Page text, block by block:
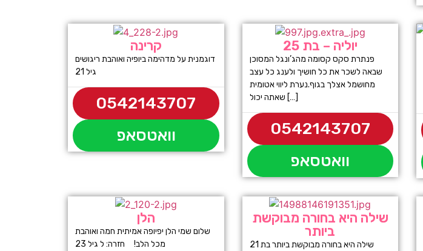
קרינה
דוגמנית על מדהימה ביופיה ואוהבת ריגושים
גיל 21
0542143707
וואטסאפ
יוליה – בת 25
פנתרת סקס קסומה מהג’ונגל המסוכן
שבאה לשכר את כל חושיך ולענג כל עצב
מחושמל אצלך בגוף.נערת ליווי אטומית
שאתה יכול […]
0542143707
וואטסאפ
הלן
שלום שמי הלן יפיופה אמיתית חמה ואוהבת
מכל הלב! חזרה: ל גיל 23
שילה היא בחורה מבוקשת
ביותר
שילה היא בחורה מבוקשת ביותר בת 21